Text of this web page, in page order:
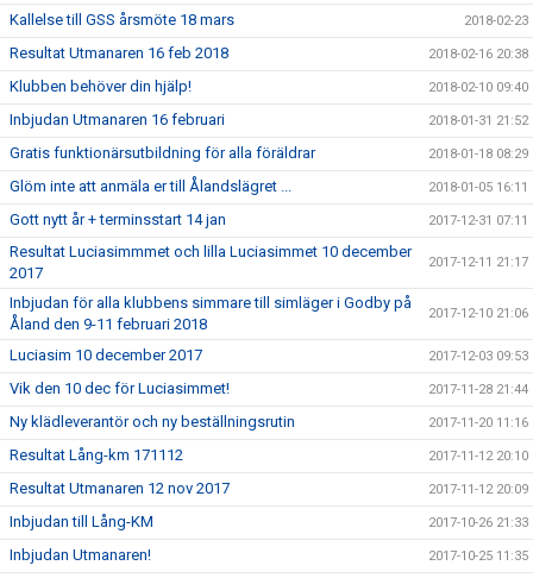
Kallelse till GSS årsmöte 18 mars 2018-02-23
Resultat Utmanaren 16 feb 2018 2018-02-16 20:38
Klubben behöver din hjälp! 2018-02-10 09:40
Inbjudan Utmanaren 16 februari 2018-01-31 21:52
Gratis funktionärsutbildning för alla föräldrar 2018-01-18 08:29
Glöm inte att anmäla er till Ålandslägret ... 2018-01-05 16:11
Gott nytt år + terminsstart 14 jan 2017-12-31 07:11
Resultat Luciasimmmet och lilla Luciasimmet 10 december
2017
2017-12-11 21:17
Inbjudan för alla klubbens simmare till simläger i Godby på
Åland den 9-11 februari 2018
2017-12-10 21:06
Luciasim 10 december 2017 2017-12-03 09:53
Vik den 10 dec för Luciasimmet! 2017-11-28 21:44
Ny klädleverantör och ny beställningsrutin 2017-11-20 11:16
Resultat Lång-km 171112 2017-11-12 20:10
Resultat Utmanaren 12 nov 2017 2017-11-12 20:09
Inbjudan till Lång-KM 2017-10-26 21:33
Inbjudan Utmanaren! 2017-10-25 11:35